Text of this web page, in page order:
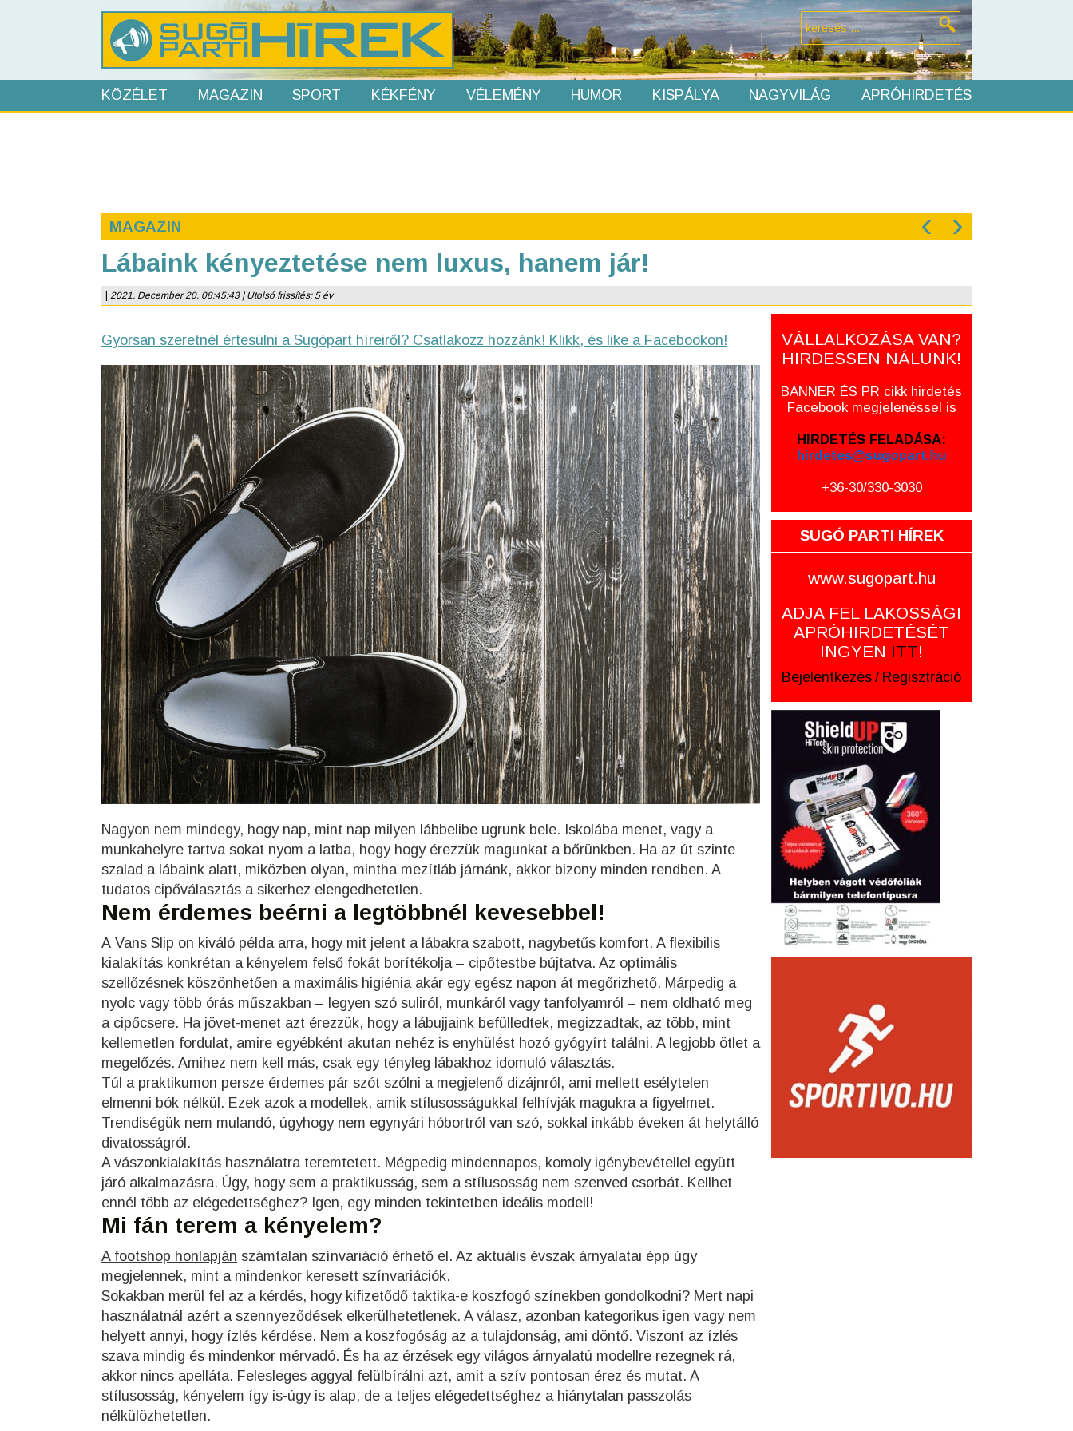
KÖZÉLET MAGAZIN SPORT KÉKFÉNY VÉLEMÉNY HUMOR KISPÁLYA NAGYVILÁG APRÓHIRDETÉS
MAGAZIN ‹ ›
Lábaink kényeztetése nem luxus, hanem jár!
2021. December 20. 08:45:43 | Utolsó frissítés: 5 év
Gyorsan szeretnél értesülni a Sugópart híreiről? Csatlakozz hozzánk! Klikk, és like a Facebookon!
Nagyon nem mindegy, hogy nap, mint nap milyen lábbelibe ugrunk bele. Iskolába menet, vagy a
munkahelyre tartva sokat nyom a latba, hogy hogy érezzük magunkat a bőrünkben. Ha az út szinte
szalad a lábaink alatt, miközben olyan, mintha mezítláb járnánk, akkor bizony minden rendben. A
tudatos cipőválasztás a sikerhez elengedhetetlen.
Nem érdemes beérni a legtöbbnél kevesebbel!
A Vans Slip on kiváló példa arra, hogy mit jelent a lábakra szabott, nagybetűs komfort. A flexibilis
kialakítás konkrétan a kényelem felső fokát borítékolja – cipőtestbe bújtatva. Az optimális
szellőzésnek köszönhetően a maximális higiénia akár egy egész napon át megőrizhető. Márpedig a
nyolc vagy több órás műszakban – legyen szó suliról, munkáról vagy tanfolyamról – nem oldható meg
a cipőcsere. Ha jövet-menet azt érezzük, hogy a lábujjaink befülledtek, megizzadtak, az több, mint
kellemetlen fordulat, amire egyébként akutan nehéz is enyhülést hozó gyógyírt találni. A legjobb ötlet a
megelőzés. Amihez nem kell más, csak egy tényleg lábakhoz idomuló választás.
Túl a praktikumon persze érdemes pár szót szólni a megjelenő dizájnról, ami mellett esélytelen
elmenni bók nélkül. Ezek azok a modellek, amik stílusosságukkal felhívják magukra a figyelmet.
Trendiségük nem mulandó, úgyhogy nem egynyári hóbortról van szó, sokkal inkább éveken át helytálló
divatosságról.
A vászonkialakítás használatra teremtetett. Mégpedig mindennapos, komoly igénybevétellel együtt
járó alkalmazásra. Úgy, hogy sem a praktikusság, sem a stílusosság nem szenved csorbát. Kellhet
ennél több az elégedettséghez? Igen, egy minden tekintetben ideális modell!
Mi fán terem a kényelem?
A footshop honlapján számtalan színvariáció érhető el. Az aktuális évszak árnyalatai épp úgy
megjelennek, mint a mindenkor keresett színvariációk.
Sokakban merül fel az a kérdés, hogy kifizetődő taktika-e koszfogó színekben gondolkodni? Mert napi
használatnál azért a szennyeződések elkerülhetetlenek. A válasz, azonban kategorikus igen vagy nem
helyett annyi, hogy ízlés kérdése. Nem a koszfogóság az a tulajdonság, ami döntő. Viszont az ízlés
szava mindig és mindenkor mérvadó. És ha az érzések egy világos árnyalatú modellre rezegnek rá,
akkor nincs apelláta. Felesleges aggyal felülbírálni azt, amit a szív pontosan érez és mutat. A
stílusosság, kényelem így is-úgy is alap, de a teljes elégedettséghez a hiánytalan passzolás
nélkülözhetetlen.
VÁLLALKOZÁSA VAN?
HIRDESSEN NÁLUNK!
BANNER ÉS PR cikk hirdetés
Facebook megjelenéssel is
HIRDETÉS FELADÁSA:
hirdetes@sugopart.hu
+36-30/330-3030
SUGÓ PARTI HÍREK
www.sugopart.hu
ADJA FEL LAKOSSÁGI
APRÓHIRDETÉSÉT
INGYEN ITT!
Bejelentkezés / Regisztráció